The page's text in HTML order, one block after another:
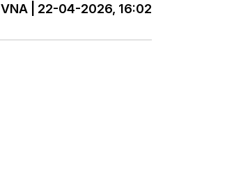
VNA | 22-04-2026, 16:02